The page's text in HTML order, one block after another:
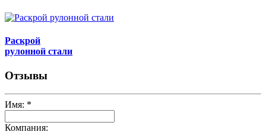
Раскрой
рулонной стали
Отзывы
Имя: *
Компания: